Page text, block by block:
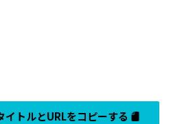
イトルとURLをコピーする